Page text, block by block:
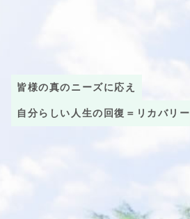
皆様の真のニーズに応え
自分らしい人生の回復＝リカバリー